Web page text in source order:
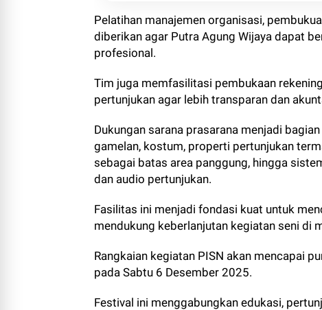
Pelatihan manajemen organisasi,
diberikan agar Putra Agung Wijaya dapat
profesional.
Tim juga memfasilitasi pembukaan
pertunjukan agar lebih transparan dan
Dukungan sarana prasarana menjadi
gamelan, kostum, properti pertunjukan
sebagai batas area panggung, hingga
dan audio pertunjukan.
Fasilitas ini menjadi fondasi kuat untuk
mendukung keberlanjutan kegiatan seni di
Rangkaian kegiatan PISN akan mencapai
pada Sabtu 6 Desember 2025.
Festival ini menggabungkan edukasi,